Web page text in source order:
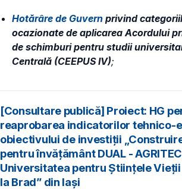
Hotărâre de Guvern privind
ocazionate de aplicarea Acordului
de schimburi pentru studii
Centrală (CEEPUS IV);
[Consultare publică] Proiect: HG
reaprobarea indicatorilor tehnico-
obiectivului de investiții
pentru învățământ DUAL -
Universitatea pentru Științele Vieții
la Brad” din Iași